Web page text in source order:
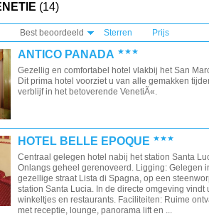
(14)
Best beoordeeld Sterren Prijs
ANTICO PANADA
Gezellig en comfortabel hotel vlakbij het San
Dit prima hotel voorziet u van alle gemakken
verblijf in het betoverende VenetiÃ«.
HOTEL BELLE EPOQUE
Centraal gelegen hotel nabij het station Santa
Onlangs geheel gerenoveerd. Ligging: Gelegen
gezellige straat Lista di Spagna, op een
station Santa Lucia. In de directe omgeving vindt
winkeltjes en restaurants. Faciliteiten: Ruime
met receptie, lounge, panorama lift en ...